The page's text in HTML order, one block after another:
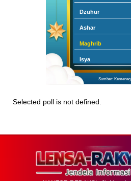
Dzuhur
Ashar
Maghrib
Isya
Sumber: Kemenag
Selected poll is not defined.